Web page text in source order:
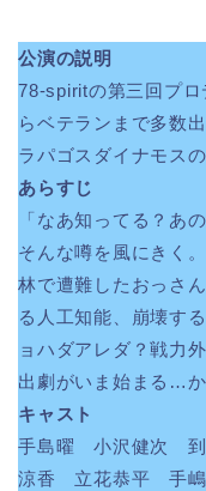
公演の説明
78-spiritの第三回プ
らベテランまで多数
ラパゴスダイナモス
あらすじ
「なあ知ってる？あ
そんな噂を風にきく
林で遭難したおっさ
る人工知能、崩壊す
ョハダアレダ？戦力
出劇がいま始まる
キャスト
手島曜 小沢健次
涼香 立花恭平 手